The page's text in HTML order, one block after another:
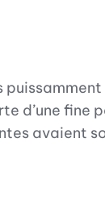
fine
avaient